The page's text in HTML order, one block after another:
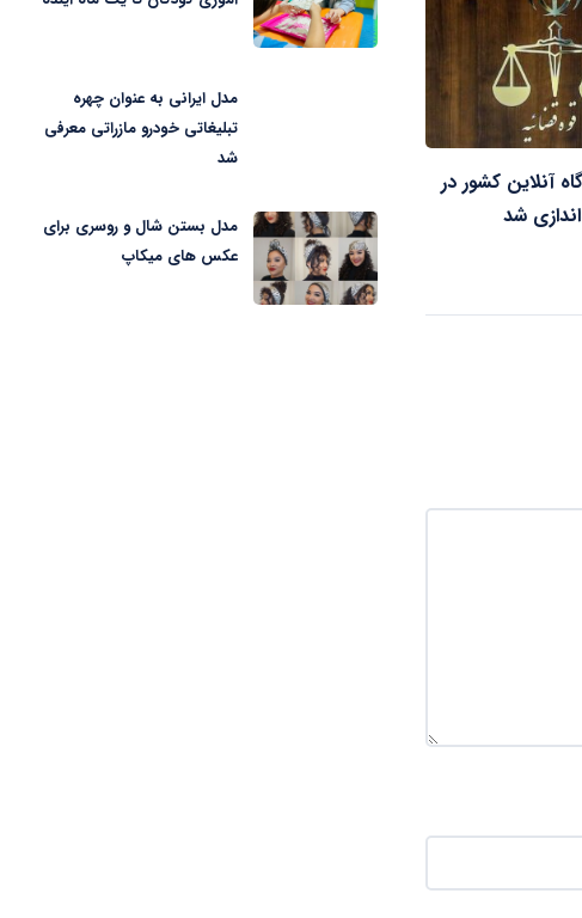
آنلاین کشور در
شد
مدل ایرانی به عنوان چهره
تبلیغاتی خودرو مازراتی معرفی
شد
مدل بستن شال و روسری برای
عکس های میکاپ